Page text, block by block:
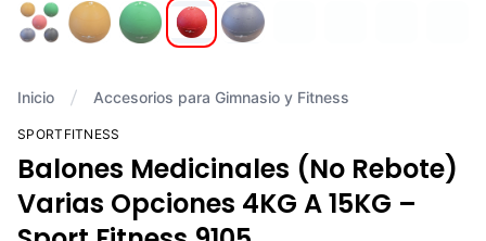
Inicio Accesorios para Gimnasio y Fitness
SPORTFITNESS
Balones Medicinales (No Rebote)
Varias Opciones 4KG A 15KG –